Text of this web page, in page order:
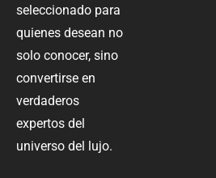
seleccionado para
quienes desean no
solo conocer, sino
convertirse en
verdaderos
expertos del
universo del lujo.